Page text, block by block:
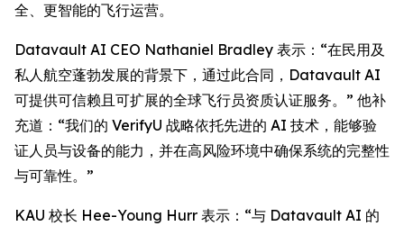
全、更智能的飞行运营。
Datavault AI CEO Nathaniel Bradley 表示：“在民用及
私人航空蓬勃发展的背景下，通过此合同，Datavault AI
可提供可信赖且可扩展的全球飞行员资质认证服务。” 他补
充道：“我们的 VerifyU 战略依托先进的 AI 技术，能够验
证人员与设备的能力，并在高风险环境中确保系统的完整性
与可靠性。”
KAU 校长 Hee-Young Hurr 表示：“与 Datavault AI 的